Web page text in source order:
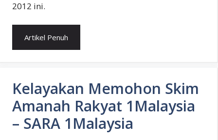
2012 ini.
Artikel Penuh
Kelayakan Memohon Skim
Amanah Rakyat 1Malaysia
– SARA 1Malaysia